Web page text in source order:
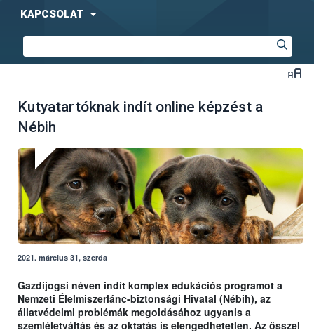
KAPCSOLAT
Kutyatartóknak indít online képzést a
Nébih
2021. március 31, szerda
Gazdijogsi néven indít komplex edukációs programot a
Nemzeti Élelmiszerlánc-biztonsági Hivatal (Nébih), az
állatvédelmi problémák megoldásához ugyanis a
szemléletváltás és az oktatás is elengedhetetlen. Az ősszel